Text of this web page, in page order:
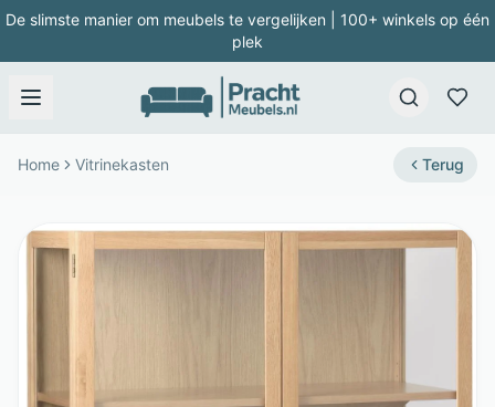
De slimste manier om meubels te vergelijken | 100+ winkels op één
plek
Home Vitrinekasten Terug